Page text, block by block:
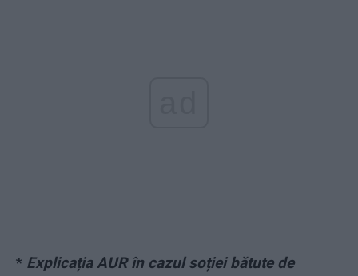
* Explicația AUR în cazul soției bătute de